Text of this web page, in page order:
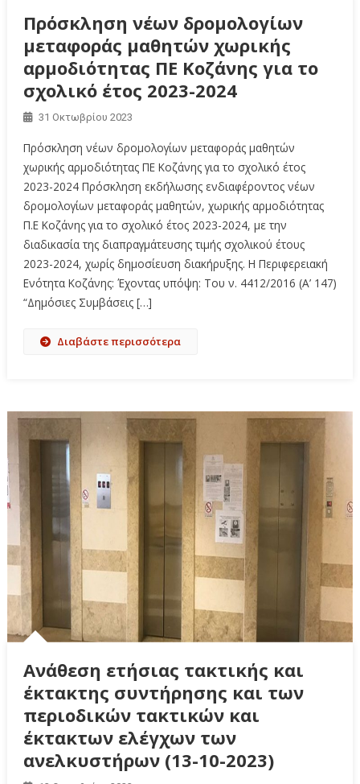
Πρόσκληση νέων δρομολογίων
μεταφοράς μαθητών χωρικής
αρμοδιότητας ΠΕ Κοζάνης για το
σχολικό έτος 2023-2024
31 Οκτωβρίου 2023
Πρόσκληση νέων δρομολογίων μεταφοράς μαθητών
χωρικής αρμοδιότητας ΠΕ Κοζάνης για το σχολικό έτος
2023-2024 Πρόσκληση εκδήλωσης ενδιαφέροντος νέων
δρομολογίων μεταφοράς μαθητών, χωρικής αρμοδιότητας
Π.Ε Κοζάνης για το σχολικό έτος 2023-2024, με την
διαδικασία της διαπραγμάτευσης τιμής σχολικού έτους
2023-2024, χωρίς δημοσίευση διακήρυξης. Η Περιφερειακή
Ενότητα Κοζάνης: Έχοντας υπόψη: Του ν. 4412/2016 (Α’ 147)
“Δημόσιες Συμβάσεις […]
Διαβάστε περισσότερα
Ανάθεση ετήσιας τακτικής και
έκτακτης συντήρησης και των
περιοδικών τακτικών και
έκτακτων ελέγχων των
ανελκυστήρων (13-10-2023)